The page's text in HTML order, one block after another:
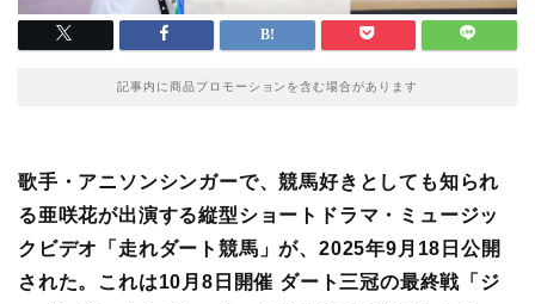
記事内に商品プロモーションを含む場合があります
歌手・アニソンシンガーで、競馬好きとしても知られ
る亜咲花が出演する縦型ショートドラマ・ミュージッ
クビデオ「走れダート競馬」が、2025年9月18日公開
された。これは10月8日開催 ダート三冠の最終戦「ジ